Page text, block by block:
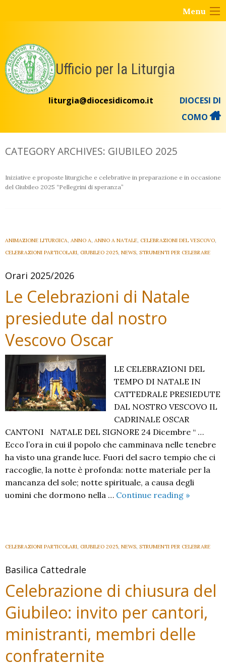
Menu
Ufficio per la Liturgia
liturgia@diocesidicomo.it
DIOCESI DI
COMO
CATEGORY ARCHIVES: GIUBILEO 2025
Iniziative e proposte liturgiche e celebrative in preparazione e in occasione
del Giubileo 2025 “Pellegrini di speranza”
ANIMAZIONE LITURGICA, ANNO A, ANNO A NATALE, CELEBRAZIONI DEL VESCOVO,
CELEBRAZIONI PARTICOLARI, GIUBILEO 2025, NEWS, STRUMENTI PER CELEBRARE
Orari 2025/2026
Le Celebrazioni di Natale
presiedute dal nostro
Vescovo Oscar
LE CELEBRAZIONI DEL
TEMPO DI NATALE IN
CATTEDRALE PRESIEDUTE
DAL NOSTRO VESCOVO IL
CADRINALE OSCAR
CANTONI NATALE DEL SIGNORE 24 Dicembre “ …
Ecco l’ora in cui il popolo che camminava nelle tenebre
ha visto una grande luce. Fuori del sacro tempio che ci
raccoglie, la notte è profonda: notte materiale per la
mancanza del sole; notte spirituale, a causa degli
uomini che dormono nella … Continue reading Le
Vescovo
Oscar
»
CELEBRAZIONI PARTICOLARI, GIUBILEO 2025, NEWS, STRUMENTI PER CELEBRARE
Basilica Cattedrale
Celebrazione di chiusura del
Giubileo: invito per cantori,
ministranti, membri delle
confraternite